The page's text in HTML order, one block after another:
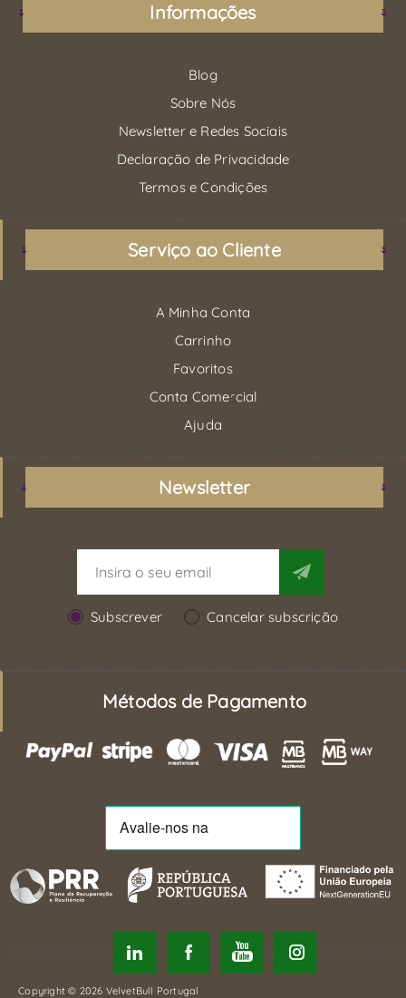
Informações
Blog
Sobre Nós
Newsletter e Redes Sociais
Declaração de Privacidade
Termos e Condições
Serviço ao Cliente
A Minha Conta
Carrinho
Favoritos
Conta Comercial
Ajuda
Newsletter
Subscrever Cancelar subscrição
Métodos de Pagamento
Copyright © 2026 VelvetBull Portugal